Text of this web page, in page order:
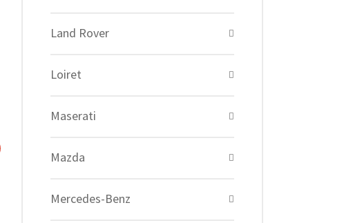
Land Rover
Loiret
Maserati
Mazda
Mercedes-Benz